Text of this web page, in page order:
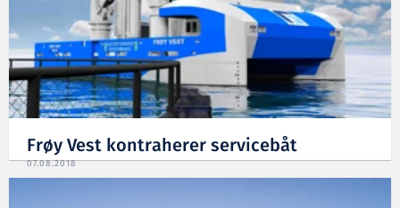
Frøy Vest kontraherer servicebåt
07.08.2018